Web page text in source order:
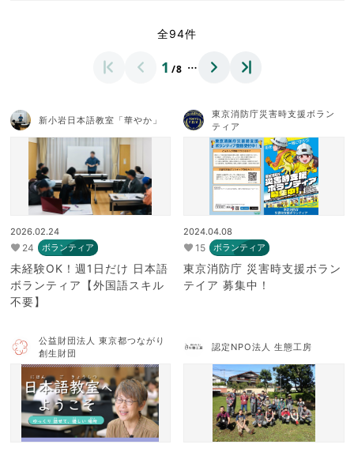
全94件
1 /8 …
新小岩日本語教室「華やか」
2026.02.24
24 ボランティア
未経験OK！週1日だけ 日本語
ボランティア【外国語スキル
不要】
東京消防庁災害時支援ボラン
ティア
2024.04.08
15 ボランティア
東京消防庁 災害時支援ボラン
テイア 募集中！
公益財団法人 東京都つながり
創生財団
認定NPO法人 生態工房